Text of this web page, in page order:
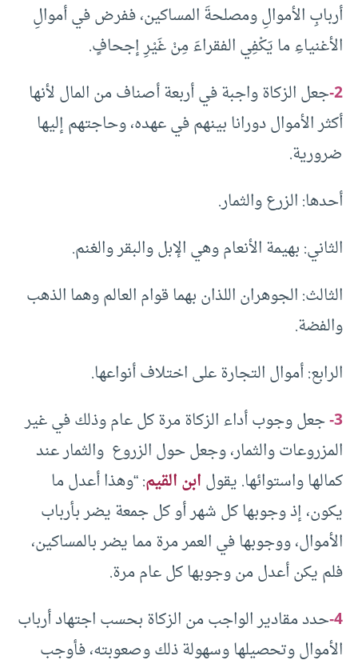
أربابِ الأموالِ ومصلحةَ المساكين، ففرض في أموالِ
الأغنياءِ ما يَكْفِي الفقراءَ مِنْ غَيْرِ إجحافٍ.
2-جعل الزكاة واجبة في أربعة أصناف من المال لأنها
أكثر الأموال دورانا بينهم في عهده، وحاجتهم إليها
ضرورية.
أحدها: الزرع والثمار.
الثاني: بهيمة الأنعام وهي الإبل والبقر والغنم.
الثالث: الجوهران اللذان بهما قوام العالم وهما الذهب
والفضة.
الرابع: أموال التجارة على اختلاف أنواعها.
3- جعل وجوب أداء الزكاة مرة كل عام وذلك في غير
المزروعات والثمار، وجعل حول الزروع والثمار عند
كمالها واستوائها. يقولابن القيم: “وهذا أعدل ما
يكون، إذ وجوبها كل شهر أو كل جمعة يضر بأرباب
الأموال، ووجوبها في العمر مرة مما يضر بالمساكين،
فلم يكن أعدل من وجوبها كل عام مرة.
4-حدد مقادير الواجب من الزكاة بحسب اجتهاد أرباب
الأموال وتحصيلها وسهولة ذلك وصعوبته، فأوجب